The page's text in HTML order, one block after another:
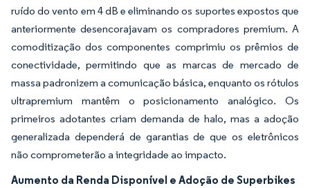
ruído do vento em 4 dB e eliminando os suportes expostos que
anteriormente desencorajavam os compradores premium. A
comoditização dos componentes comprimiu os prêmios de
conectividade, permitindo que as marcas de mercado de
massa padronizem a comunicação básica, enquanto os rótulos
ultrapremium mantêm o posicionamento analógico. Os
primeiros adotantes criam demanda de halo, mas a adoção
generalizada dependerá de garantias de que os eletrônicos
não comprometerão a integridade ao impacto.
Aumento da Renda Disponível e Adoção de Superbikes